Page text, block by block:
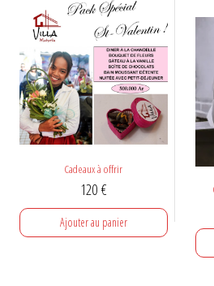
Cadeaux à offrir
120€
Ajouter au panier